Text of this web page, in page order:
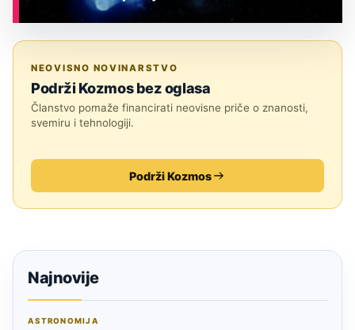
NEOVISNO NOVINARSTVO
Podrži Kozmos bez oglasa
Članstvo pomaže financirati neovisne priče o znanosti,
svemiru i tehnologiji.
Podrži Kozmos
Najnovije
ASTRONOMIJA